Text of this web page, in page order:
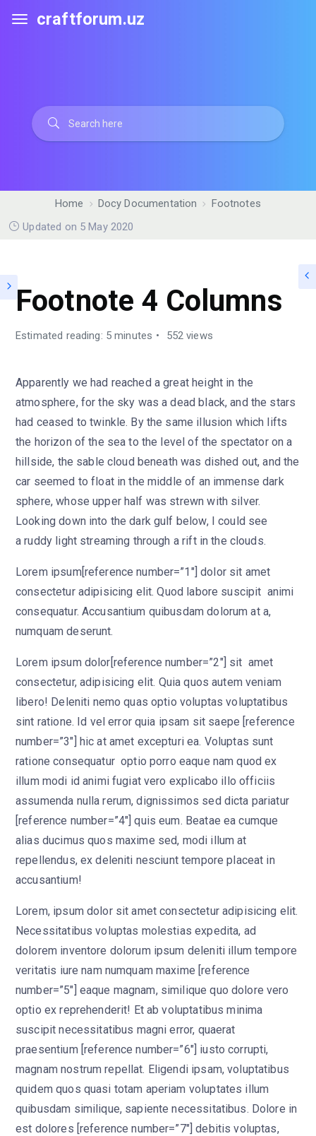
craftforum.uz
Home Docy Documentation
Footnotes
Updated on 5 May 2020
Footnote 4 Columns
Estimated reading: 5 minutes 552 views
Apparently we had reached a great height in the
atmosphere, for the sky was a dead black, and the stars
had ceased to twinkle. By the same illusion which lifts
the horizon of the sea to the level of the spectator on a
hillside, the sable cloud beneath was dished out, and the
car seemed to float in the middle of an immense dark
sphere, whose upper half was strewn with silver.
Looking down into the dark gulf below, I could see
a ruddy light streaming through a rift in the clouds.
Lorem ipsum[reference number=”1″] dolor sit amet
consectetur adipisicing elit. Quod labore suscipit animi
consequatur. Accusantium quibusdam dolorum at a,
numquam deserunt.
Lorem ipsum dolor[reference number=”2″] sit amet
consectetur, adipisicing elit. Quia quos autem veniam
libero! Deleniti nemo quas optio voluptas voluptatibus
sint ratione. Id vel error quia ipsam sit saepe [reference
number=”3″] hic at amet excepturi ea. Voluptas sunt
ratione consequatur optio porro eaque nam quod ex
illum modi id animi fugiat vero explicabo illo officiis
assumenda nulla rerum, dignissimos sed dicta pariatur
[reference number=”4″] quis eum. Beatae ea cumque
alias ducimus quos maxime sed, modi illum at
repellendus, ex deleniti nesciunt tempore placeat in
accusantium!
Lorem, ipsum dolor sit amet consectetur adipisicing elit.
Necessitatibus voluptas molestias expedita, ad
dolorem inventore dolorum ipsum deleniti illum tempore
veritatis iure nam numquam maxime [reference
number=”5″] eaque magnam, similique quo dolore vero
optio ex reprehenderit! Et ab voluptatibus minima
suscipit necessitatibus magni error, quaerat
praesentium [reference number=”6″] iusto corrupti,
magnam nostrum repellat. Eligendi ipsam, voluptatibus
quidem quos quasi totam aperiam voluptates illum
quibusdam similique, sapiente necessitatibus. Dolore in
est dolores [reference number=”7″] debitis voluptas,